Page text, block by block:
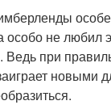
особо не любил
Ведь при
новыми